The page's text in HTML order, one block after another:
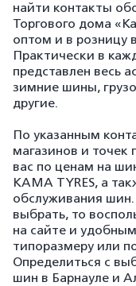
найти контакты
Торгового дома
оптом и в розницу
Практически в
представлен весь
зимние шины,
другие.
По указанным
магазинов и точек
вас по ценам на
KAMA TYRES, а
обслуживания
выбрать, то
на сайте и
типоразмеру или
Определиться с
шин в Барнауле и